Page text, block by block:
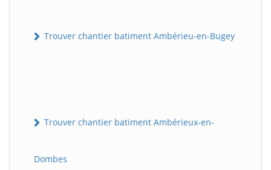
Trouver chantier batiment Ambérieu-en-Bugey
Trouver chantier batiment Ambérieux-en-
Dombes